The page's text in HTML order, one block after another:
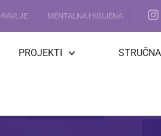
MENTALNA HIGIJENA
PROJEKTI